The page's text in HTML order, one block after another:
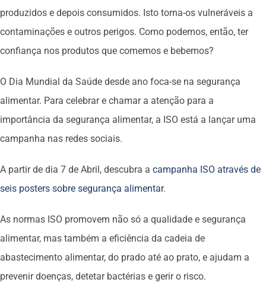
produzidos e depois consumidos. Isto torna-os vulneráveis a
contaminações e outros perigos. Como podemos, então, ter
confiança nos produtos que comemos e bebemos?
O Dia Mundial da Saúde desde ano foca-se na segurança
alimentar. Para celebrar e chamar a atenção para a
importância da segurança alimentar, a ISO está a lançar uma
campanha nas redes sociais.
A partir de dia 7 de Abril, descubra a campanha ISO através de
seis posters sobre segurança alimentar.
As normas ISO promovem não só a qualidade e segurança
alimentar, mas também a eficiência da cadeia de
abastecimento alimentar, do prado até ao prato, e ajudam a
prevenir doenças, detetar bactérias e gerir o risco.